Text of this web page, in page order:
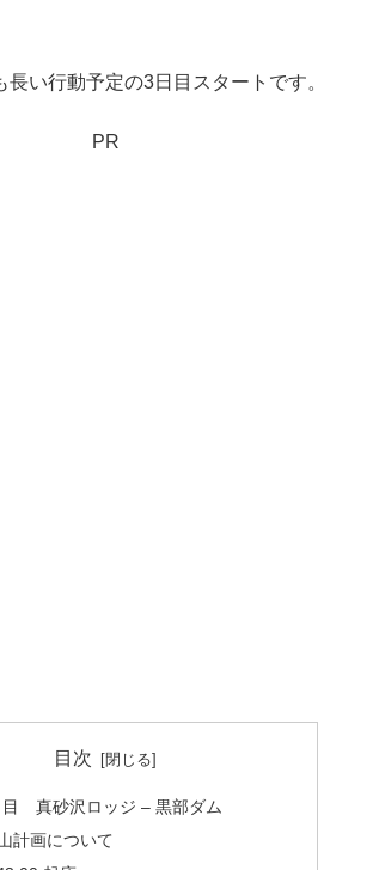
い行動予定の3日目スタートです。
PR
目次
目 真砂沢ロッジ – 黒部ダム
計画について